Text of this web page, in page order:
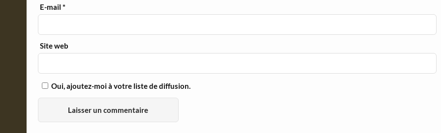
E-mail*
Site web
Oui, ajoutez-moi à votre liste de diffusion.